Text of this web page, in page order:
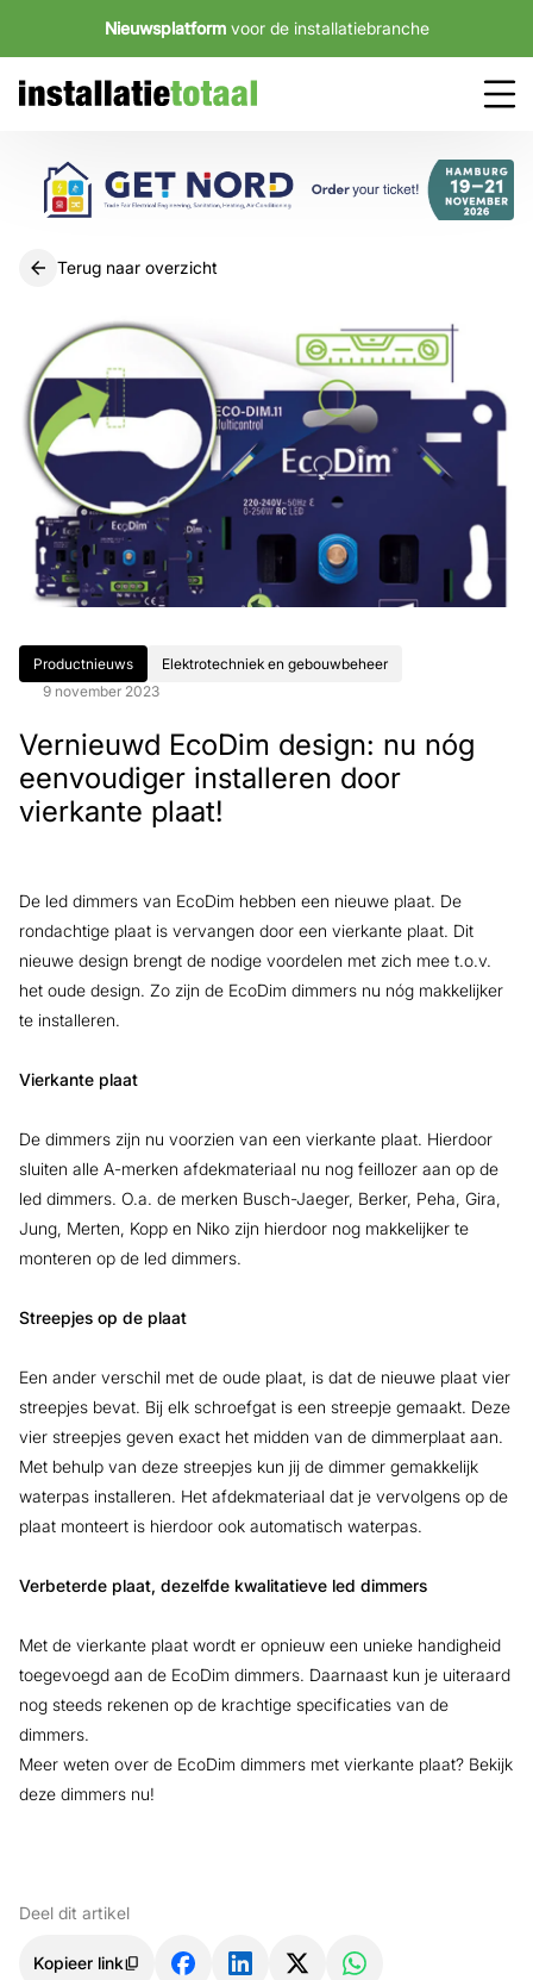
Nieuwsplatform voor de installatiebranche
Terug naar overzicht
Productnieuws
Elektrotechniek en gebouwbeheer
9 november 2023
Vernieuwd EcoDim design: nu nóg
eenvoudiger installeren door
vierkante plaat!
De led dimmers van EcoDim hebben een nieuwe plaat. De
rondachtige plaat is vervangen door een vierkante plaat. Dit
nieuwe design brengt de nodige voordelen met zich mee t.o.v.
het oude design. Zo zijn de EcoDim dimmers nu nóg makkelijker
te installeren.
Vierkante plaat
De dimmers zijn nu voorzien van een vierkante plaat. Hierdoor
sluiten alle A-merken afdekmateriaal nu nog feillozer aan op de
led dimmers. O.a. de merken Busch-Jaeger, Berker, Peha, Gira,
Jung, Merten, Kopp en Niko zijn hierdoor nog makkelijker te
monteren op de led dimmers.
Streepjes op de plaat
Een ander verschil met de oude plaat, is dat de nieuwe plaat vier
streepjes bevat. Bij elk schroefgat is een streepje gemaakt. Deze
vier streepjes geven exact het midden van de dimmerplaat aan.
Met behulp van deze streepjes kun jij de dimmer gemakkelijk
waterpas installeren. Het afdekmateriaal dat je vervolgens op de
plaat monteert is hierdoor ook automatisch waterpas.
Verbeterde plaat, dezelfde kwalitatieve led dimmers
Met de vierkante plaat wordt er opnieuw een unieke handigheid
toegevoegd aan de EcoDim dimmers. Daarnaast kun je uiteraard
nog steeds rekenen op de krachtige specificaties van de
dimmers.
Meer weten over de EcoDim dimmers met vierkante plaat? Bekijk
deze dimmers nu!
Deel dit artikel
Kopieer link